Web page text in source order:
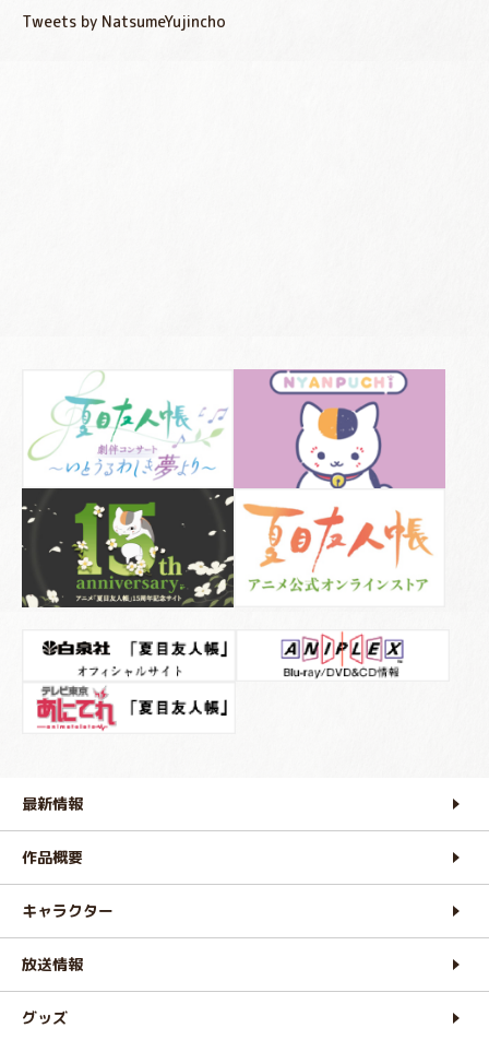
Tweets by NatsumeYujincho
最新情報
作品概要
キャラクター
放送情報
グッズ